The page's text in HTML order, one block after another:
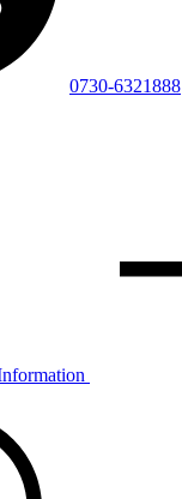
0730-6321888